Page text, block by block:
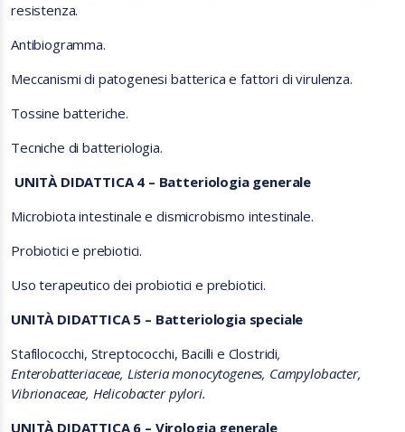
resistenza.
Antibiogramma.
Meccanismi di patogenesi batterica e fattori di virulenza.
Tossine batteriche.
Tecniche di batteriologia.
UNITÀ DIDATTICA 4 – Batteriologia generale
Microbiota intestinale e dismicrobismo intestinale.
Probiotici e prebiotici.
Uso terapeutico dei probiotici e prebiotici.
UNITÀ DIDATTICA 5 – Batteriologia speciale
Stafilococchi, Streptococchi, Bacilli e Clostridi,
Enterobatteriaceae, Listeria monocytogenes, Campylobacter,
Vibrionaceae, Helicobacter pylori.
UNITÀ DIDATTICA 6 – Virologia generale